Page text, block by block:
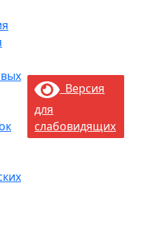
Версия
для
слабовидящих